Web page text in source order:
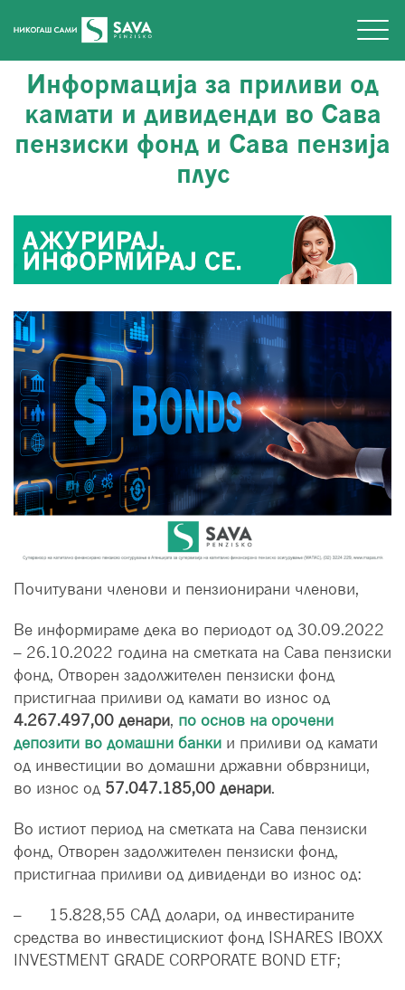
Информација за приливи од
камати и дивиденди во Сава
пензиски фонд и Сава пензија
плус
Почитувани членови и пензионирани членови,
Ве информираме дека во периодот од 30.09.2022
– 26.10.2022 година на сметката на Сава пензиски
фонд, Отворен задолжителен пензиски фонд
пристигнаa приливи од камати во износ од
4.267.497,00 денари, по основ на орочени
депозити во домашни банки и приливи од камати
од инвестиции во домашни државни обврзници,
во износ од 57.047.185,00 денари.
Во истиот период на сметката на Сава пензиски
фонд, Отворен задолжителен пензиски фонд,
пристигнаа приливи од дивиденди во износ од:
– 15.828,55 САД долари, од инвестираните
средства во инвестицискиот фонд ISHARES IBOXX
INVESTMENT GRADE CORPORATE BOND ETF;